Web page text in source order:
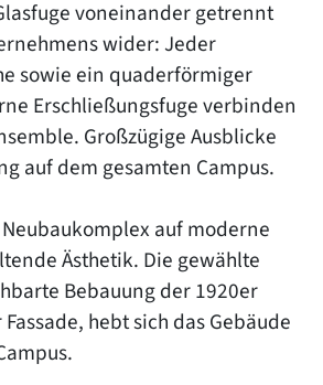
voneinander getrennt
wider: Jeder
sowie ein quaderförmiger
Erschließungsfuge verbinden
Großzügige Ausblicke
auf dem gesamten Campus.
auf moderne
Ästhetik. Die gewählte
Bebauung der 1920er
hebt sich das Gebäude